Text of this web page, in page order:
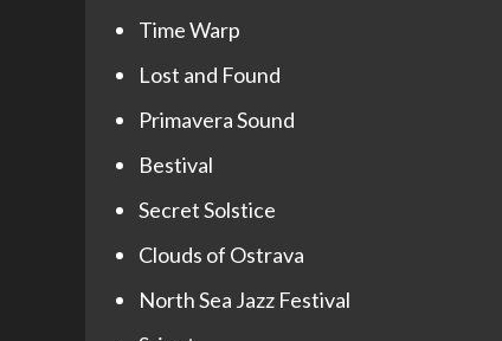
Time Warp
Lost and Found
Primavera Sound
Bestival
Secret Solstice
Clouds of Ostrava
North Sea Jazz Festival